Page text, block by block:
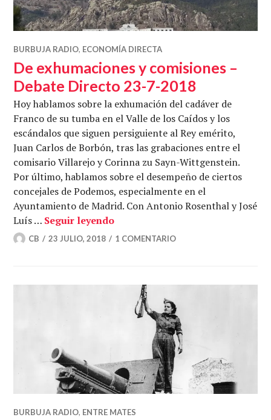
BURBUJA RADIO, ECONOMÍA DIRECTA
De exhumaciones y comisiones –
Debate Directo 23-7-2018
Hoy hablamos sobre la exhumación del cadáver de
Franco de su tumba en el Valle de los Caídos y los
escándalos que siguen persiguiente al Rey emérito,
Juan Carlos de Borbón, tras las grabaciones entre el
comisario Villarejo y Corinna zu Sayn-Wittgenstein.
Por último, hablamos sobre el desempeño de ciertos
concejales de Podemos, especialmente en el
Ayuntamiento de Madrid. Con Antonio Rosenthal y José
Luís … Seguir leyendoDe exhumaciones y comisiones
CB 23 JULIO, 2018 1 COMENTARIO
BURBUJA RADIO, ENTRE MATES